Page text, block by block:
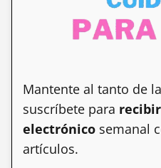
Mantente al tanto de
suscríbete para
electrónico semanal
artículos.